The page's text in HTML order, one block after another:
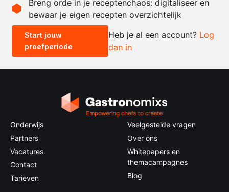
- +
0.5x 1x 2x
Breng orde in je receptenchaos: digitaliseer en
bewaar je eigen recepten overzichtelijk
Start jouw
proefperiode
Heb je al een account? Log
dan in
Onderwijs
Partners
Vacatures
Contact
Tarieven
Veelgestelde vragen
Over ons
Whitepapers en
themacampagnes
Blog